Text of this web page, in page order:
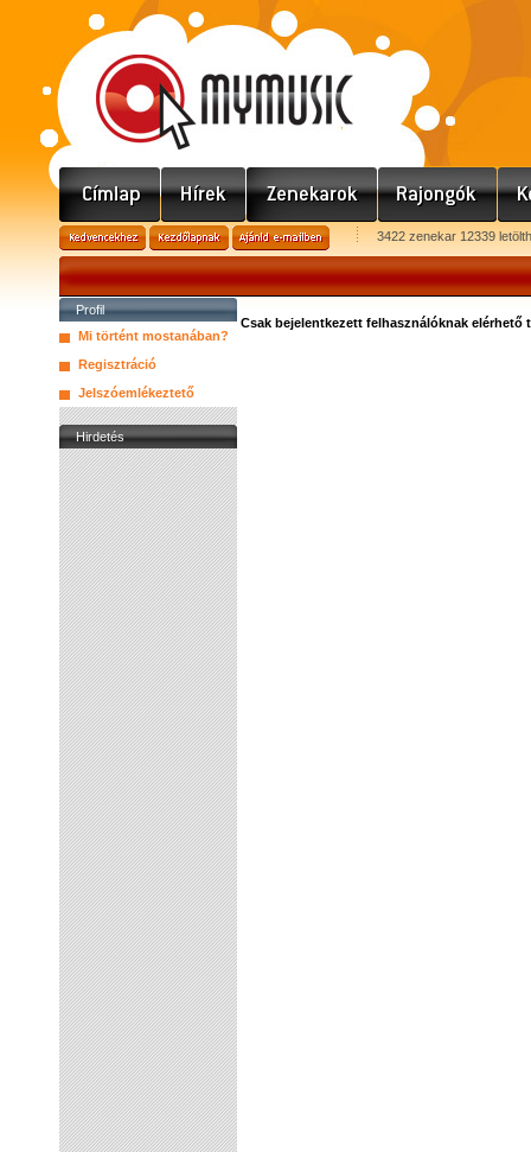
3422 zenekar 12339
Profil
Mi történt mostanában?
Regisztráció
Jelszóemlékeztető
Hirdetés
Csak bejelentkezett felhasználóknak elérhető